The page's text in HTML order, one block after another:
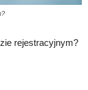
rejestracyjnym?